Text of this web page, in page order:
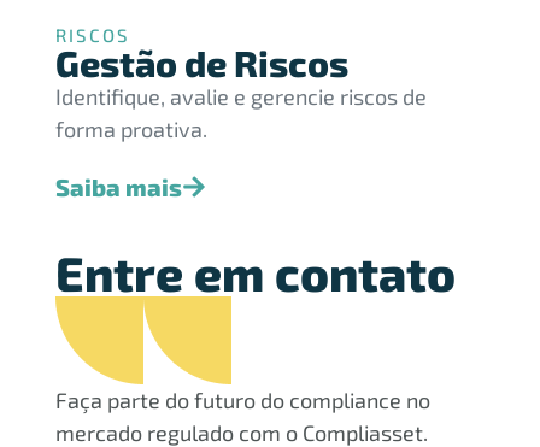
RISCOS
Gestão de Riscos
Identifique, avalie e gerencie riscos de
forma proativa.
Saiba mais
Entre em contato
Faça parte do futuro do compliance no
mercado regulado com o Compliasset.